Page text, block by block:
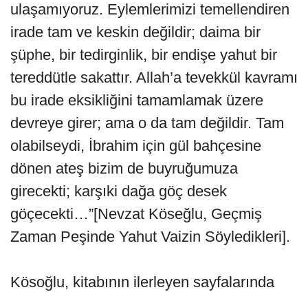
ulaşamıyoruz. Eylemlerimizi temellendiren
irade tam ve keskin değildir; daima bir
şüphe, bir tedirginlik, bir endişe yahut bir
tereddütle sakattır. Allah’a tevekkül kavramı
bu irade eksikliğini tamamlamak üzere
devreye girer; ama o da tam değildir. Tam
olabilseydi, İbrahim için gül bahçesine
dönen ateş bizim de buyruğumuza
girecekti; karşıki dağa göç desek
göçecekti…”[Nevzat Köseğlu, Geçmiş
Zaman Peşinde Yahut Vaizin Söyledikleri].
Kösoğlu, kitabının ilerleyen sayfalarında